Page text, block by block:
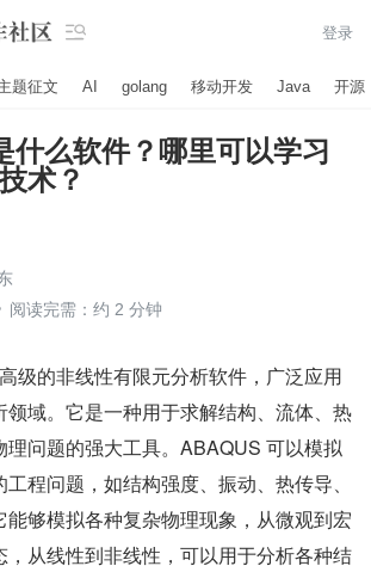
 登录
题征文 AI golang 移动开发 Java 开源
什么软件？哪里可以学习
术？
阅读完需：约 2 分钟
级的非线性有限元分析软件，广泛应用
领域。它是一种用于求解结构、流体、热
理问题的强大工具。ABAQUS 可以模拟
程问题，如结构强度、振动、热传导、
够模拟各种复杂物理现象，从微观到宏
，从线性到非线性，可以用于分析各种结